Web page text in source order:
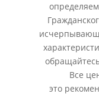
Все
это